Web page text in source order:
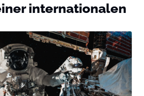
internationalen